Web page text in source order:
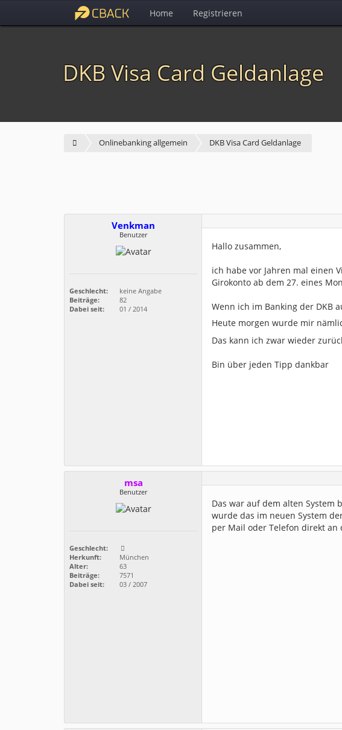
Home Registrieren
DKB Visa Card Geldanlage
Onlinebanking allgemein DKB Visa Card Geldanlage
Venkman
Benutzer
Geschlecht:
keine Angabe
Beiträge:
82
Dabei seit:
01 / 2014
Hallo zusammen,
ich habe vor Jahren mal einen
Girokonto ab dem 27. eines
Wenn ich im Banking der DKB
Heute morgen wurde mir
Das kann ich zwar wieder
Bin über jeden Tipp dankbar
msa
Benutzer
Geschlecht:
Herkunft:
München
Alter:
63
Beiträge:
7571
Dabei seit:
03 / 2007
Das war auf dem alten System
wurde das im neuen System
per Mail oder Telefon direkt an